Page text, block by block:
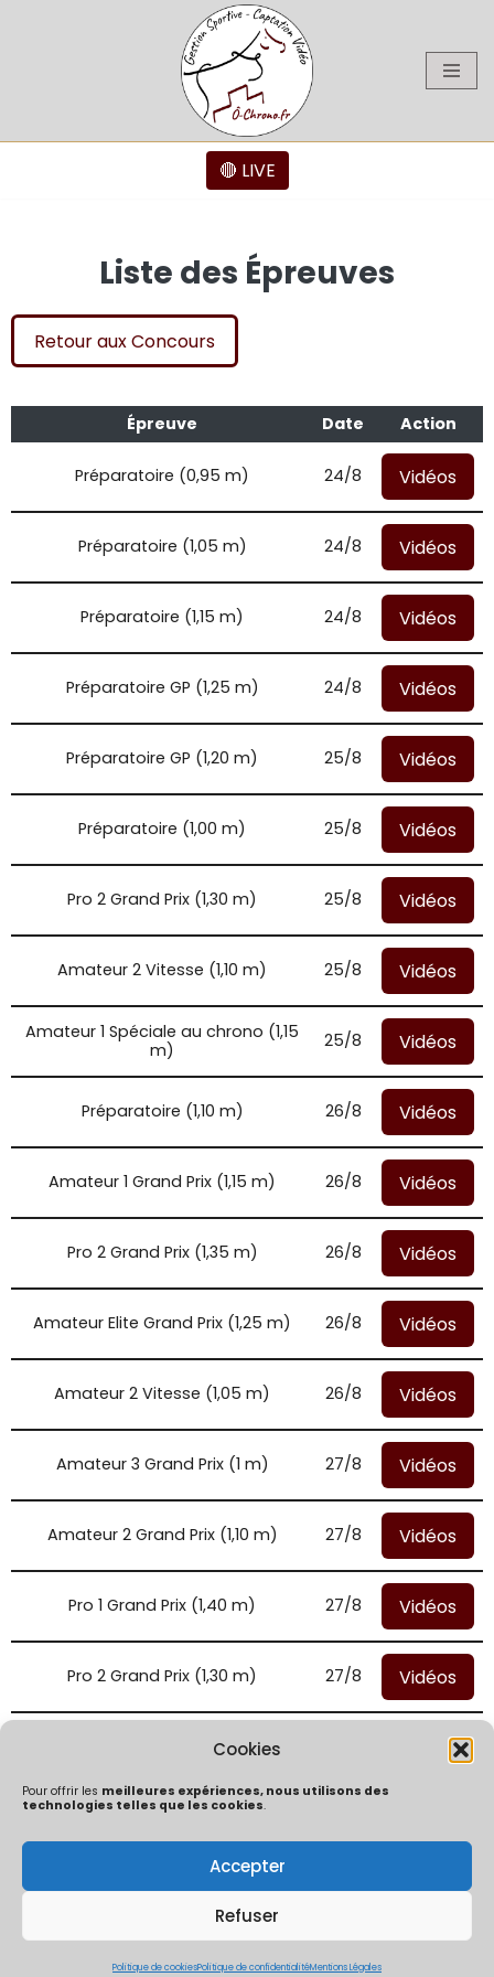
Cookies
Pour offrir les meilleures expériences, nous utilisons des
technologies telles que les cookies.
Accepter
Refuser
Politique de cookiesPolitique de confidentialitéMentions Légales
🔴 LIVE
Liste des Épreuves
Retour aux Concours
Épreuve Date Action
Préparatoire (0,95 m) 24/8 Vidéos
Préparatoire (1,05 m) 24/8 Vidéos
Préparatoire (1,15 m) 24/8 Vidéos
Préparatoire GP (1,25 m) 24/8 Vidéos
Préparatoire GP (1,20 m) 25/8 Vidéos
Préparatoire (1,00 m) 25/8 Vidéos
Pro 2 Grand Prix (1,30 m) 25/8 Vidéos
Amateur 2 Vitesse (1,10 m) 25/8 Vidéos
Amateur 1 Spéciale au chrono (1,15
m)
25/8 Vidéos
Préparatoire (1,10 m) 26/8 Vidéos
Amateur 1 Grand Prix (1,15 m) 26/8 Vidéos
Pro 2 Grand Prix (1,35 m) 26/8 Vidéos
Amateur Elite Grand Prix (1,25 m) 26/8 Vidéos
Amateur 2 Vitesse (1,05 m) 26/8 Vidéos
Amateur 3 Grand Prix (1 m) 27/8 Vidéos
Amateur 2 Grand Prix (1,10 m) 27/8 Vidéos
Pro 1 Grand Prix (1,40 m) 27/8 Vidéos
Pro 2 Grand Prix (1,30 m) 27/8 Vidéos
Amateur 1 Grand Prix (1,20 m) Vidéos
Politique de confidentialité
Politique de cookies (UE)
Thibaut Mouly & Co | 2026